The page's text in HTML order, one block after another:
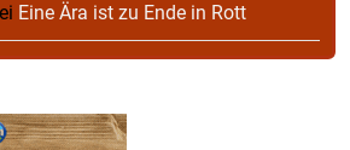
Eine Ära ist zu Ende in Rott